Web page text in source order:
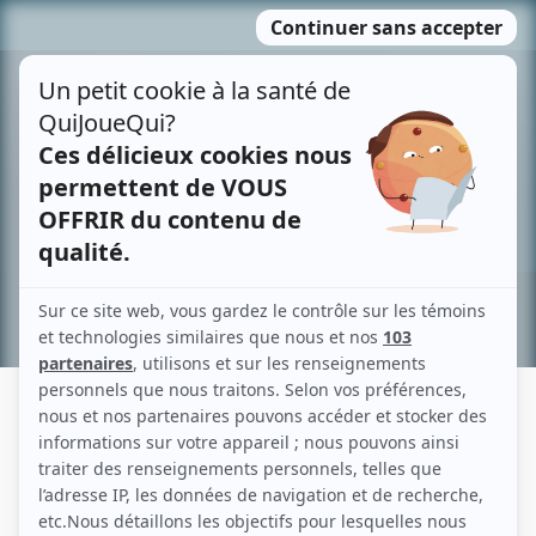
MENU
contenu
Recherche avancée »
MARIE-JOSÉE GAUVIN